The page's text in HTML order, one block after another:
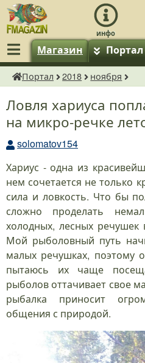
Магазин Портал
fMagazin.ru
Портал 2018 ноября
Ловля хариуса
на микро-речке
solomatov154
Хариус - одна из
нем сочетается не только
сила и ловкость. Что бы
сложно проделать
холодных, лесных речушек
Мой рыболовный путь
малых речушках, поэтому
пытаюсь их чаще
рыболов оттачивает свое
рыбалка приносит
общения с природой.